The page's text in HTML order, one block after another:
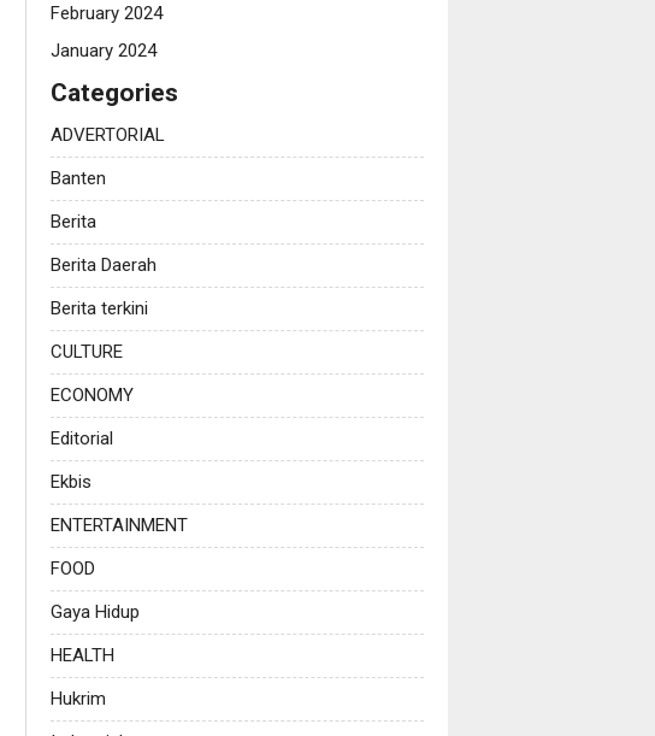
February 2024
January 2024
Categories
ADVERTORIAL
Banten
Berita
Berita Daerah
Berita terkini
CULTURE
ECONOMY
Editorial
Ekbis
ENTERTAINMENT
FOOD
Gaya Hidup
HEALTH
Hukrim